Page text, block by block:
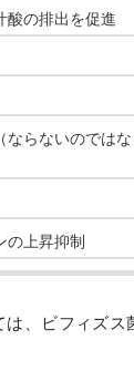
酸の排出を促進
ならないのでは
の上昇抑制
、ビフィズス